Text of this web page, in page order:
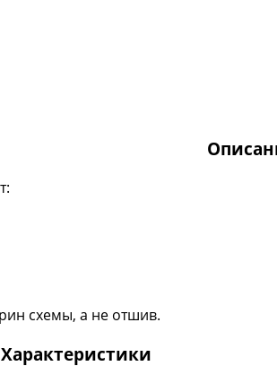
схемы, а не отшив.
Характеристики